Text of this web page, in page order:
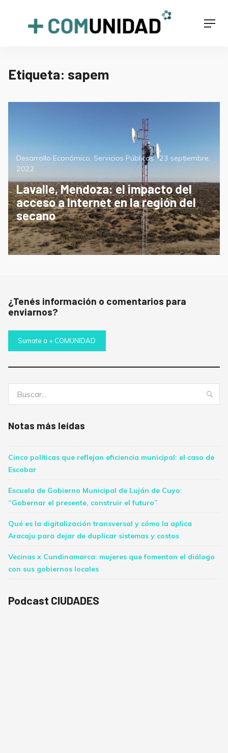
+COMUNIDAD
Etiqueta: sapem
Categorías
Desarrollo Económico, Servicios Públicos Posted
23 septiembre,
2022
Lavalle, Mendoza: el impacto del
acceso a Internet en la región del
secano
¿Tenés información o comentarios para
enviarnos?
Sumate a + COMUNIDAD
Notas más leídas
Cinco políticas que reflejan eficiencia municipal: el caso de
Escobar
Escuela de Gobierno Municipal de Luján de Cuyo:
“Gobernar el presente, construir el futuro”
Qué es la digitalización transversal y cómo la aplica
Aracaju para dejar de duplicar sistemas y costos
Vecinas x Cundinamarca: mujeres que fomentan el diálogo
con sus gobiernos locales
Podcast CIUDADES